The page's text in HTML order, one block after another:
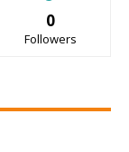
0
Followers